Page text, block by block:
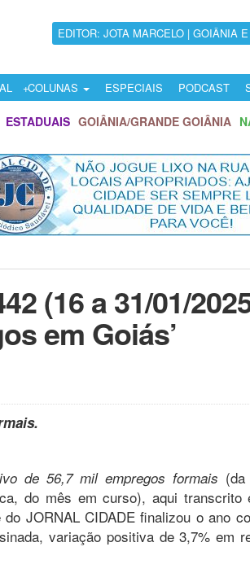
EDITOR: JOTA MARCELO | GOIÂNIA
COLUNAS ESPECIAIS PODCAST
ESTADUAIS GOIÂNIA/GRANDE GOIÂNIA
(16 a 31/01/
em Goiás’
de 56,7 mil empregos formais
do mês em curso), aqui transcrito
JORNAL CIDADE finalizou o ano
variação positiva de 3,7% em